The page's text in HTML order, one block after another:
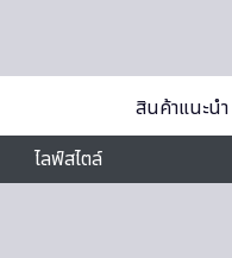
สินค้าแนะนำ
ไลฟ์สไตล์